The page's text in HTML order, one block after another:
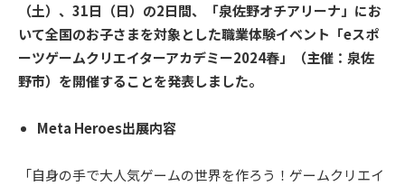
（土）、31日（日）の2日間、「泉佐野オチアリーナ」にお
いて全国のお子さまを対象とした職業体験イベント「eスポ
ーツゲームクリエイターアカデミー2024春」（主催：泉佐
野市）を開催することを発表しました。
Meta Heroes出展内容
「自身の手で大人気ゲームの世界を作ろう！ゲームクリエイ